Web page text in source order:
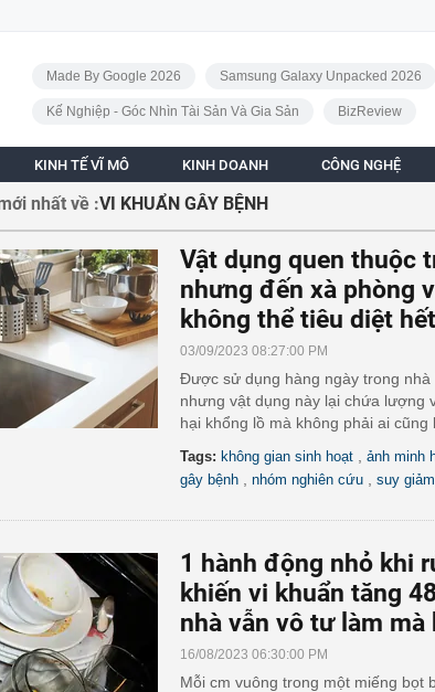
Made By Google 2026
Samsung Galaxy Unpacked 2026
Kế Nghiệp - Góc Nhìn Tài Sản Và Gia Sản BizReview
KINH TẾ VĨ MÔ KINH DOANH CÔNG NGHỆ
nhất về :VI KHUẨN GÂY BỆNH
Vật dụng quen thuộc
nhưng đến xà phòng
không thể tiêu diệt
03/09/2023 08:27:00 PM
Được sử dụng hàng ngày trong nhà
nhưng vật dụng này lại chứa lượng
hại khổng lồ mà không phải ai cũng
Tags: không gian sinh hoạt ảnh minh
gây bệnh
nhóm nghiên cứu suy
1 hành động nhỏ khi
khiến vi khuẩn tăng
nhà vẫn vô tư làm mà
16/08/2023 06:30:00 PM
Mỗi cm vuông trong một miếng bọt